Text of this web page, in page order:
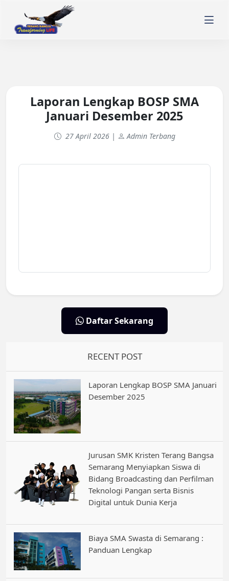
Laporan Lengkap BOSP SMA
Januari Desember 2025
27 April 2026 | Admin Terbang
Daftar Sekarang
RECENT POST
Laporan Lengkap BOSP SMA Januari
Desember 2025
Jurusan SMK Kristen Terang Bangsa
Semarang Menyiapkan Siswa di
Bidang Broadcasting dan Perfilman
Teknologi Pangan serta Bisnis
Digital untuk Dunia Kerja
Biaya SMA Swasta di Semarang :
Panduan Lengkap